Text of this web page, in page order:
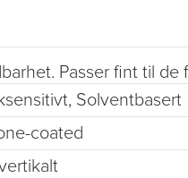
Passer fint til de
Solventbasert
coated